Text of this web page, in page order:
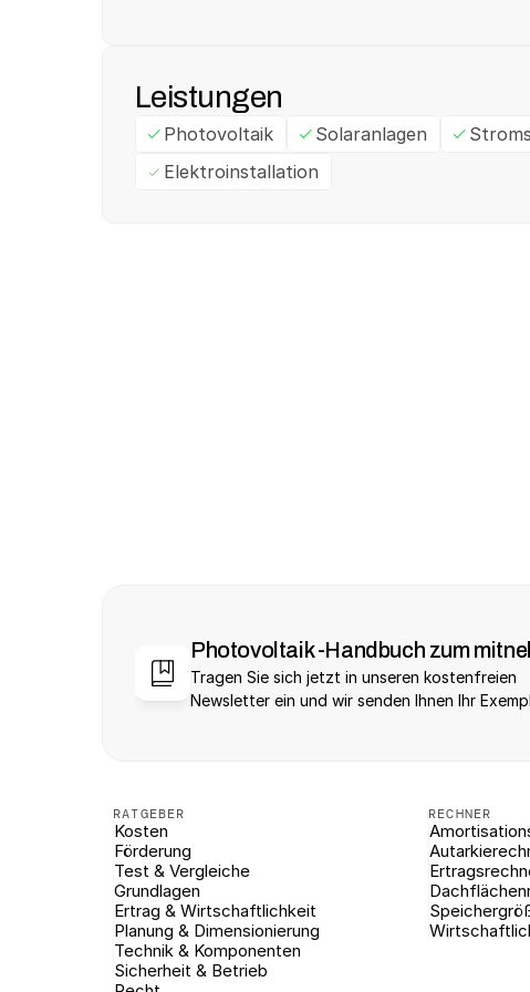
Leistungen
Photovoltaik Solaranlagen
Elektroinstallation
Photovoltaik -Handbuch zum
Tragen Sie sich jetzt in unseren kostenfreien
Newsletter ein und wir senden Ihnen Ihr
RATGEBER
Kosten
Förderung
Test & Vergleiche
Grundlagen
Ertrag & Wirtschaftlichkeit
Planung & Dimensionierung
Technik & Komponenten
Sicherheit & Betrieb
RECHNER